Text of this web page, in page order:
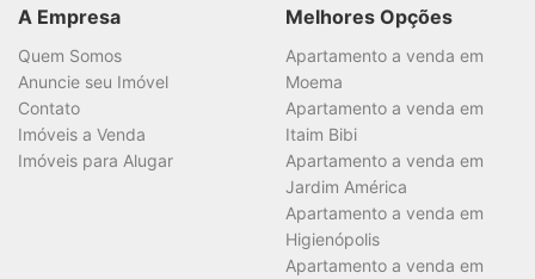
A Empresa
Quem Somos
Anuncie seu Imóvel
Contato
Imóveis a Venda
Imóveis para Alugar
Melhores Opções
Apartamento a venda em
Moema
Apartamento a venda em
Itaim Bibi
Apartamento a venda em
Jardim América
Apartamento a venda em
Higienópolis
Apartamento a venda em